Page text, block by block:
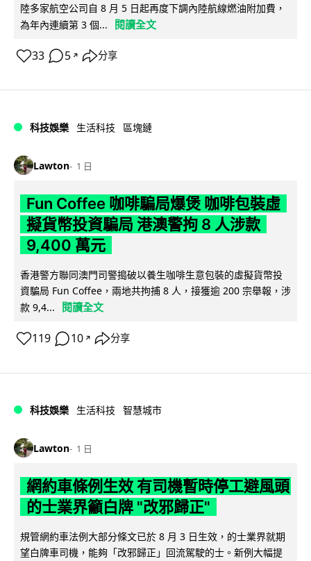
陸多家航空公司自 8 月 5 日起再度下調內陸航線燃油附加費，
為年內連續第 3 個...
閱讀全文
33 5 ↗ 分享
科技娛樂 生活科技 區塊鏈
Lawton 1 日
Fun Coffee 咖啡騙局爆煲 咖啡包裝虛
擬貨幣投資騙局 港澳警拘 8 人涉款
9,400 萬元
香港警方聯同澳門司警搗破以養生咖啡生意包裝的虛擬貨幣投
資騙局 Fun Coffee，兩地共拘捕 8 人，接獲逾 200 宗舉報，涉
款 9,4...
閱讀全文
119 10 ↗ 分享
科技娛樂 生活科技 智慧城市
Lawton 1 日
網約車條例生效 有司機暫時停工避風頭
的士業界籲白牌 "改邪歸正"
規管網約車法例大部分條文已於 8 月 3 日生效，的士業界就期
望白牌車司機，能夠「改邪歸正」回流駕駛的士。新例大幅提